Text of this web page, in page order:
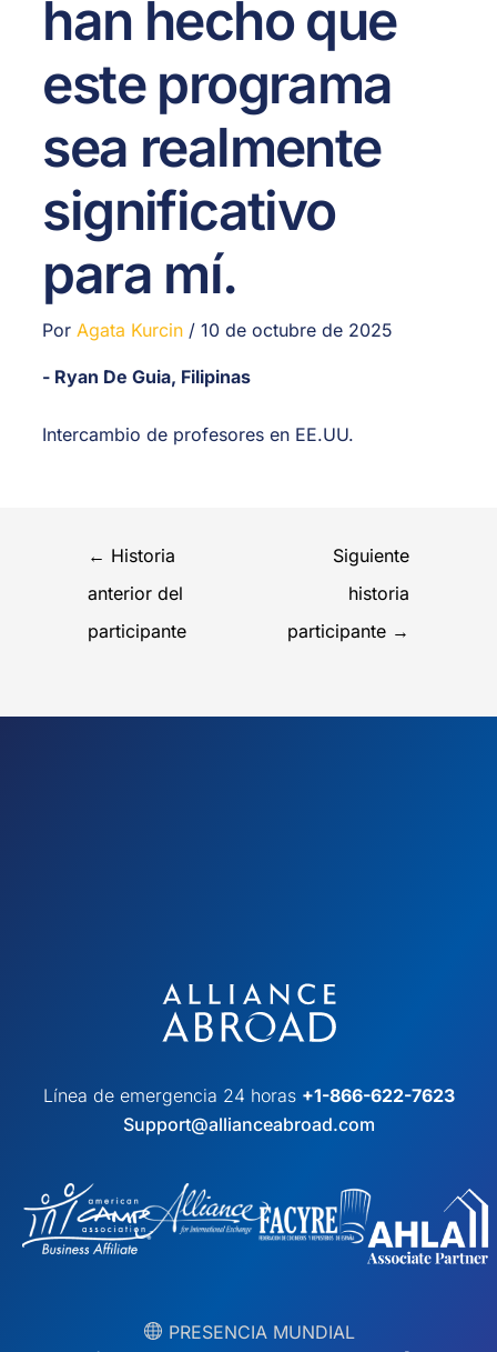
han hecho que
este programa
sea realmente
significativo
para mí.
PorAgata Kurcin /10 de octubre de 2025
- Ryan De Guia, Filipinas
Intercambio de profesores en EE.UU.
← Historia
anterior del
participante
Siguiente
historia
participante →
Línea de emergencia 24 horas +1-866-622-7623
Support@allianceabroad.com
︎ PRESENCIA MUNDIAL